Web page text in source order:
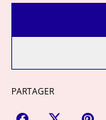
PARTAGER